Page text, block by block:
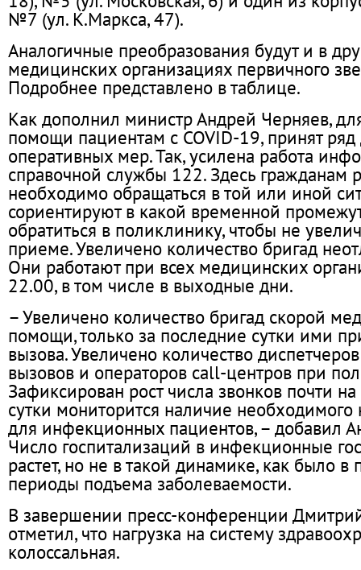
№7 (ул. К.Маркса, 47).
Аналогичные преобразования будут и в
медицинских организациях первичного
Подробнее представлено в таблице.
Как дополнил министр Андрей Черняев,
помощи пациентам с COVID-19, принят
оперативных мер. Так, усилена работа
справочной службы 122. Здесь гражданам
необходимо обращаться в той или иной
сориентируют в какой временной
обратиться в поликлинику, чтобы не
приеме. Увеличено количество бригад
Они работают при всех медицинских
22.00, в том числе в выходные дни.
– Увеличено количество бригад скорой
помощи, только за последние сутки ими
вызова. Увеличено количество
вызовов и операторов call-центров при
Зафиксирован рост числа звонков почти
сутки мониторится наличие необходимого
для инфекционных пациентов, – добавил
Число госпитализаций в инфекционные
растет, но не в такой динамике, как было
периоды подъема заболеваемости.
В завершении пресс-конференции
отметил, что нагрузка на систему
колоссальная.